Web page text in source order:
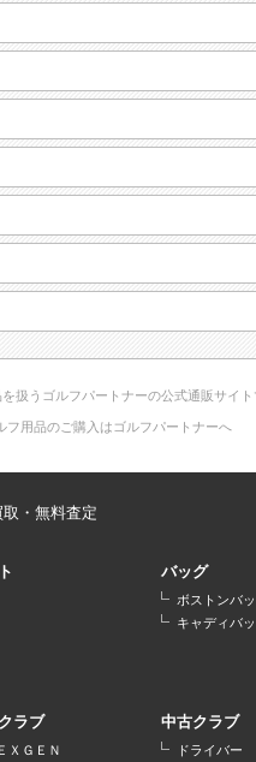
扱うゴルフパートナーの公式通販サイト
フ用品のご購入はゴルフパートナーへ
取・無料査定
バッグ
ボストンバ
キャディバ
ラブ
ＸＧＥＮ
中古クラブ
ドライバー